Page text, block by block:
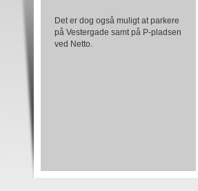
Det er dog også muligt at parkere
på Vestergade samt på P-pladsen
ved Netto.